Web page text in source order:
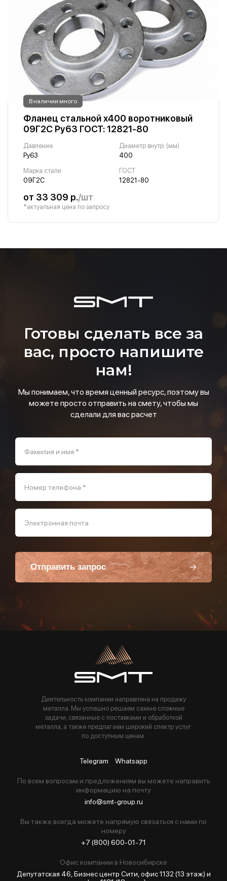
В наличии много
Фланец стальной х400 воротниковый
09Г2С Ру63 ГОСТ: 12821-80
Давление
Ру63
Диаметр внутр. (мм)
400
Марка стали
09Г2С
ГОСТ
12821-80
от 33 309 р./шт
*актуальная цена по запросу
Готовы сделать все за
вас, просто напишите
нам!
Мы понимаем, что время ценный ресурс, поэтому вы
можете просто отправить на смету, чтобы мы
сделали для вас расчет
Фамилия и имя *
Номер телефона *
Электронная почта
Отправить запрос
Пользуясь данной формой вы соглашаетесь с политикой компании
Деятельность компании направлена на продажу
металла. Мы успешно решаем самые сложные
задачи, связанные с поставками и обработкой
металла, а также предлагаем широкий спектр услуг
по доступным ценам.
Telegram Whatsapp
По всем вопросам и предложениям вы можете направить
информацию на почту
info@smt-group.ru
Вы также всегда можете напрямую связаться с нами по
номеру
+7 (800) 600-01-71
Офис компании в Новосибирскe
Депутатская 46, Бизнес центр Сити, офис 1132 (13 этаж) и